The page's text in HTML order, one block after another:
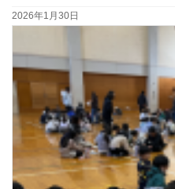
2026年1月30日